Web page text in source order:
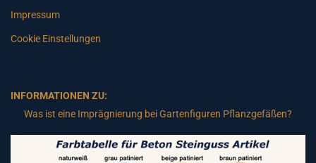
Impressum
Cookie Einstellungen
INFORMATIONEN ZU:
Was ist eine Imprägnierung bei Gartenfiguren Pflanzgefäßen?